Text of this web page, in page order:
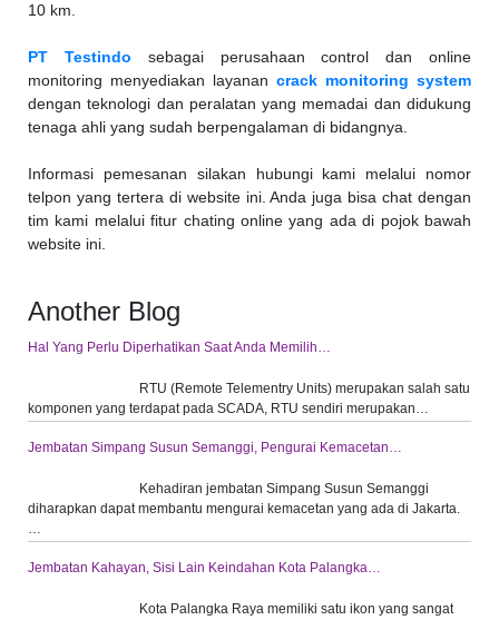
10 km.
PT Testindo sebagai perusahaan control dan online
monitoring menyediakan layanan crack monitoring system
dengan teknologi dan peralatan yang memadai dan didukung
tenaga ahli yang sudah berpengalaman di bidangnya.
Informasi pemesanan silakan hubungi kami melalui nomor
telpon yang tertera di website ini. Anda juga bisa chat dengan
tim kami melalui fitur chating online yang ada di pojok bawah
website ini.
Another Blog
Hal Yang Perlu Diperhatikan Saat Anda Memilih…
RTU (Remote Telementry Units) merupakan salah satu
komponen yang terdapat pada SCADA, RTU sendiri merupakan…
Jembatan Simpang Susun Semanggi, Pengurai Kemacetan…
Kehadiran jembatan Simpang Susun Semanggi
diharapkan dapat membantu mengurai kemacetan yang ada di Jakarta.
…
Jembatan Kahayan, Sisi Lain Keindahan Kota Palangka…
Kota Palangka Raya memiliki satu ikon yang sangat